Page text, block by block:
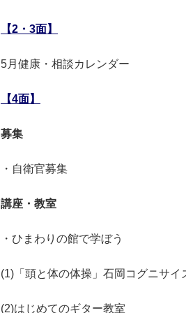
【2・3面】
5月健康・相談カレンダー
【4面】
募集
・自衛官募集
講座・教室
・ひまわりの館で学ぼう
(1)「頭と体の体操」石岡コグニサイ
(2)はじめてのギター教室